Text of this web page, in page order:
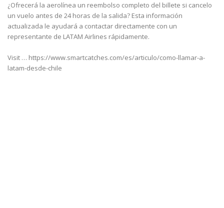
¿Ofrecerá la aerolínea un reembolso completo del billete si cancelo
un vuelo antes de 24 horas de la salida? Esta información
actualizada le ayudará a contactar directamente con un
representante de LATAM Airlines rápidamente.
Visit … https://www.smartcatches.com/es/articulo/como-llamar-a-
latam-desde-chile